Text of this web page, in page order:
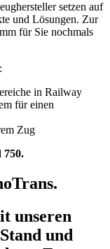
setzen auf
und Lösungen. Zur
für Sie nochmals
in Railway
für einen
Zug
750.
unseren
und